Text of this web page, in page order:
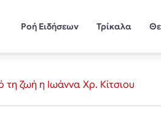
Ροή Ειδήσεων Τρίκαλα
ζωή η Ιωάννα Χρ. Κίτσιου